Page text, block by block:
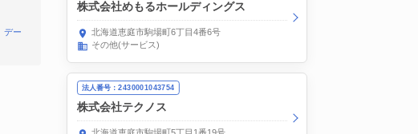
デー
株式会社めもるホールディングス
北海道恵庭市駒場町6丁目4番6号
その他(サービス)
法人番号：2430001043754
株式会社テクノス